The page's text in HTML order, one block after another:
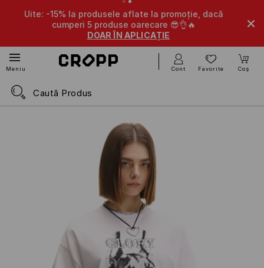
-10% la
Uite: -15% la produsele aflate la promoție, dacă
cumperi 5 produse oarecare 😎👌🔥
DOAR ÎN APLICAȚIE
Meniu Cont Favorite Coș